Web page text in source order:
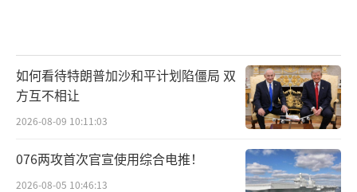
如何看待特朗普加沙和平计划陷僵局 双
方互不相让
2026-08-09 10:11:03
076两攻首次官宣使用综合电推！
2026-08-05 10:46:13